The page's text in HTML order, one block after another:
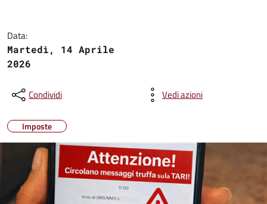
Data:
Martedì, 14 Aprile
2026
Condividi Vedi azioni
Imposte